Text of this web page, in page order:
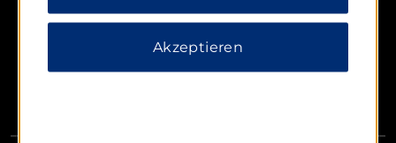
Akzeptieren